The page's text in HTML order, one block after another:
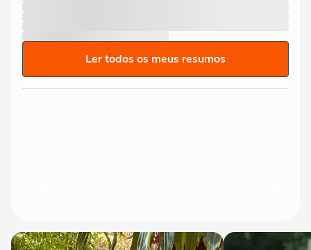
Ler todos os meus resumos